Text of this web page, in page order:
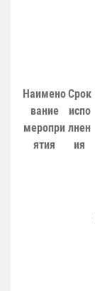
Наимено
вание
меропри
ятия
Срок
испо
лнен
ия